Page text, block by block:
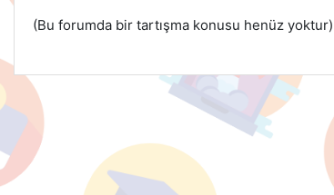
(Bu forumda bir tartışma konusu henüz yoktur)